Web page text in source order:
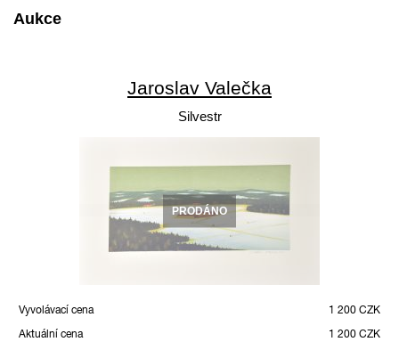
Aukce
Jaroslav Valečka
Silvestr
PRODÁNO
Vyvolávací cena
1 200 CZK
Aktuální cena
1 200 CZK